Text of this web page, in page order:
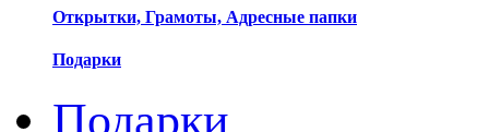
Открытки, Грамоты, Адресные папки
Подарки
Подарки